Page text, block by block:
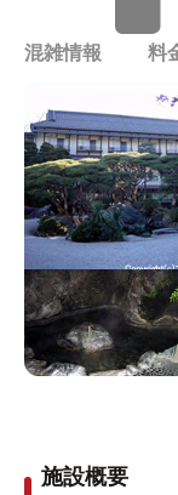
混雑情報 料
施設概要